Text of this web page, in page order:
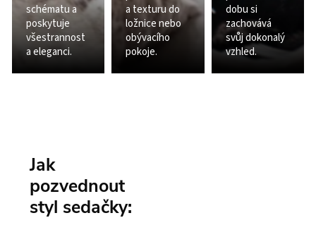
schématu a
poskytuje
všestrannost
a eleganci.
a texturu do
ložnice nebo
obývacího
pokoje.
dobu si
zachovává
svůj dokonalý
vzhled.
Jak
pozvednout
styl sedačky: